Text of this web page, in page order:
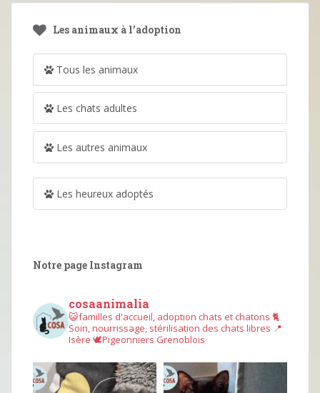
Les animaux à l’adoption
Tous les animaux
Les chats adultes
Les autres animaux
Les heureux adoptés
Notre page Instagram
cosaanimalia
😺familles d'accueil, adoption chats et chatons 🐈
Soin, nourrissage, stérilisation des chats libres 📍
Isère 🕊︎Pigeonniers Grenoblois